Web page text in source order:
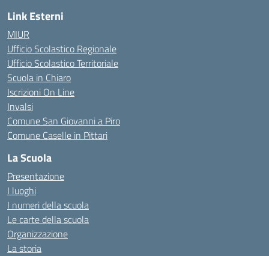
Link Esterni
MIUR
Ufficio Scolastico Regionale
Ufficio Scolastico Territoriale
Scuola in Chiaro
Iscrizioni On Line
Invalsi
Comune San Giovanni a Piro
Comune Caselle in Pittari
La Scuola
Presentazione
I luoghi
I numeri della scuola
Le carte della scuola
Organizzazione
La storia